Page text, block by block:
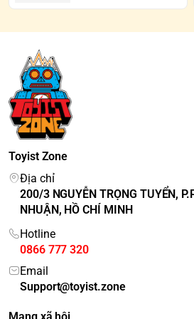
Các Blindbox ở cùng một SET sẽ
trường hợp mua cả SET và xuất hiện
sẽ mất một mẫu cơ bản.
*SECRET/CHASER: Là những mẫu
được tô đen trên Blind Box
Toyist Zone
Địa chỉ
200/3 NGUYỄN TRỌNG TUYỂN,
NHUẬN, HỒ CHÍ MINH
Hotline
0866 777 320
Email
Support@toyist.zone